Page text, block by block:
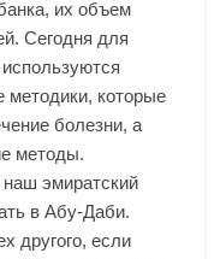
их объем
Сегодня для
методики, которые
болезни, а
методы.
эмиратский
в Абу-Даби.
другого, если